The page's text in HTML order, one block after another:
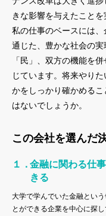
きな影響を与えたことを
私の仕事のベースには
通じた、豊かな社会の
「民」、双方の機能を
じています。将来やり
かをしっかり確かめる
はないでしょうか。
この会社を選んだ
金融に関わる仕
きる
大学で学んでいた金融とい
とができる企業を中心に探